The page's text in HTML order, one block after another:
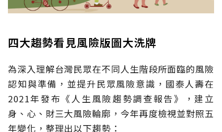
四大趨勢看見風險版圖大洗牌
為深入理解台灣民眾在不同人生階段所面臨的風險
認知與準備，並提升民眾風險意識，國泰人壽在
2021年發布《人生風險趨勢調查報告》，建立
身、心、財三大風險輪廓，今年再度檢視並對照五
年變化，整理出以下趨勢：